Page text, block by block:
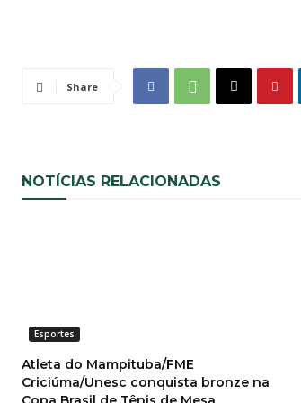
Share
NOTÍCIAS RELACIONADAS
Esportes
Atleta do Mampituba/FME
Criciúma/Unesc conquista bronze na